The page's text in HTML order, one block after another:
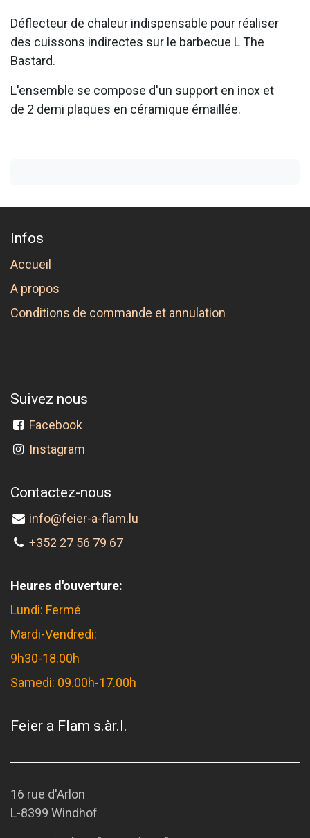
Déflecteur de chaleur indispensable pour réaliser
des cuissons indirectes sur le barbecue L The
Bastard.
L'ensemble se compose d'un support en inox et
de 2 demi plaques en céramique émaillée.
Infos
Accueil
A propos
Conditions de commande et annulation
Suivez nous
Facebook
Instagram
Contactez-nous
info@feier-a-flam.lu
+352 27 56 79 67
Heures d'ouverture:
Lundi: Fermé
Mardi-Vendredi:
9h30-18.00h
Samedi: 09.00h-17.00h
Feier a Flam s.àr.l.
16 rue d'Arlon
L-8399 Windhof